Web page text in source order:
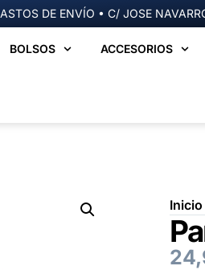
DE ENVÍO • C/ JOSE
BOLSOS ACCESORIOS
Inicio